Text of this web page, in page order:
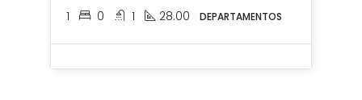
1 0 1 28.00 DEPARTAMENTOS